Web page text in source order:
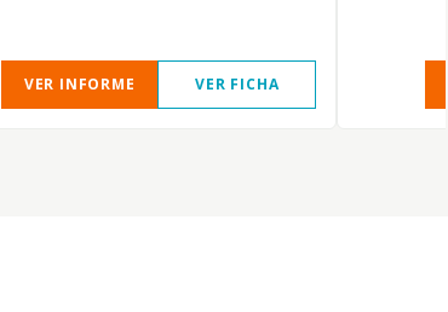
VER INFORME VER FICHA